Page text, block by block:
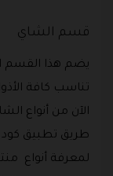
قسم الشاي
يضم هذا القسم
تناسب كافة
الآن من أنواع
طريق تطبيق كود
لمعرفة أنواع